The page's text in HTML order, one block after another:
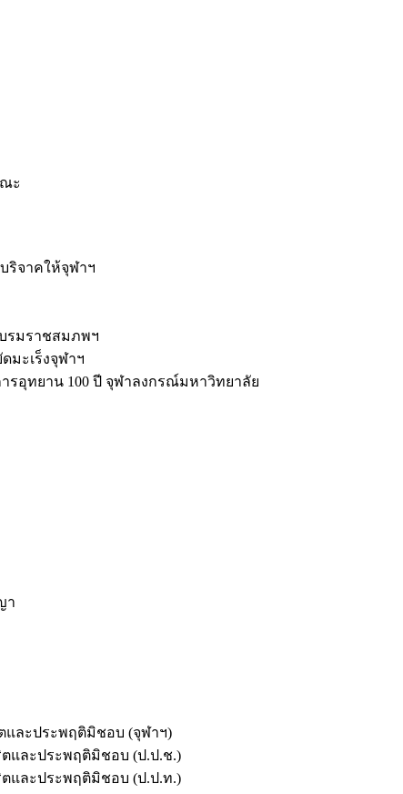
ะ
ริจาคให้จุฬาฯ
รมราชสมภพฯ
มะเร็งจุฬาฯ
รอุทยาน 100 ปี จุฬาลงกรณ์มหาวิทยาลัย
า
และประพฤติมิชอบ (จุฬาฯ)
ตและประพฤติมิชอบ (ป.ป.ช.)
ตและประพฤติมิชอบ (ป.ป.ท.)